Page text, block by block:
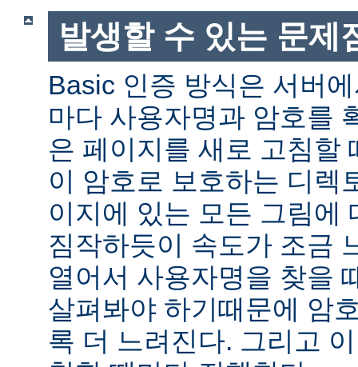
발생할 수 있는 문제
Basic 인증 방식은 서버
마다 사용자명과 암호를
은 페이지를 새로 고침할
이 암호로 보호하는 디렉
이지에 있는 모든 그림에
짐작하듯이 속도가 조금
열어서 사용자명을 찾을
살펴봐야 하기때문에 암
록 더 느려진다. 그리고